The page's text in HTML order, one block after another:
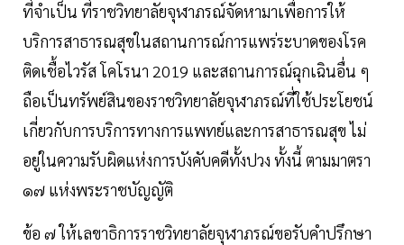
ที่จําเป็น ที่ราชวิทยาลัยจุฬาภรณ์จัดหามาเพื่อการให้
บริการสาธารณสุขในสถานการณ์การแพร่ระบาดของโรค
ติดเชื้อไวรัส โคโรนา 2019 และสถานการณ์ฉุกเฉินอื่น ๆ
ถือเป็นทรัพย์สินของราชวิทยาลัยจุฬาภรณ์ที่ใช้ประโยชน์
เกี่ยวกับการบริการทางการแพทย์และการสาธารณสุข ไม่
อยู่ในความรับผิดแห่งการบังคับคดีทั้งปวง ทั้งนี้ ตามมาตรา
๑๗ แห่งพระราชบัญญัติ
ข้อ ๗ ให้เลขาธิการราชวิทยาลัยจุฬาภรณ์ขอรับคำปรึกษา